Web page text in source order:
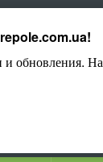
!
обновления.